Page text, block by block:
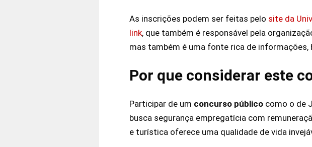
As inscrições podem ser feitas pelo site da
link, que também é responsável pela
mas também é uma fonte rica de
Por que considerar este
Participar de um concurso público como o de
busca segurança empregatícia com
e turística oferece uma qualidade de vida